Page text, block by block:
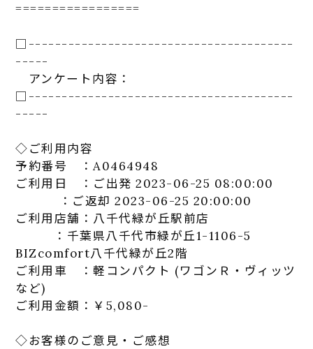
=================
□----------------------------------------
-----
アンケート 内容：
□----------------------------------------
-----
◇ご利用内容
予約番号 ：A0464948
ご利用日 ：ご出発 2023-06-25 08:00:00
：ご返却 2023-06-25 20:00:00
ご利用店舗：八千代緑が丘駅前店
：千葉県八千代市緑が丘1-1106-5
BIZcomfort八千代緑が丘2階
ご利用車 ：軽コンパクト (ワゴンＲ・ヴィッツ
など)
ご利用金額：￥5,080-
◇お客様のご意見・ご感想